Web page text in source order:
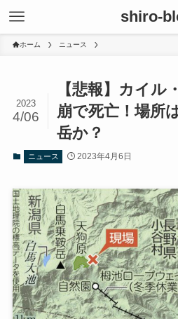
shiro-
ホーム ニュース
【悲報】カイル
崩で死亡！場所
岳か？
2023
4/06
ニュース 2023年4月6日